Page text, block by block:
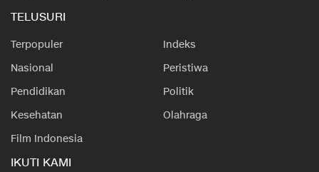
TELUSURI
Terpopuler
Indeks
Nasional
Peristiwa
Pendidikan
Politik
Kesehatan
Olahraga
Film Indonesia
IKUTI KAMI